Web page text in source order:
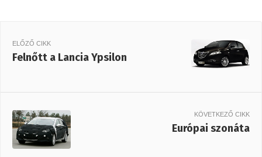
ELŐZŐ CIKK
Felnőtt a Lancia Ypsilon
KÖVETKEZŐ CIKK
Európai szonáta